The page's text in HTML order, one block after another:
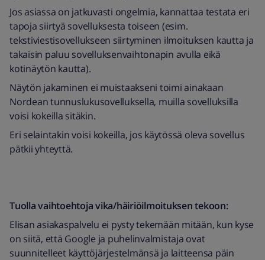
Jos asiassa on jatkuvasti ongelmia, kannattaa testata eri
tapoja siirtyä sovelluksesta toiseen (esim.
tekstiviestisovellukseen siirtyminen ilmoituksen kautta ja
takaisin paluu sovelluksenvaihtonapin avulla eikä
kotinäytön kautta).
Näytön jakaminen ei muistaakseni toimi ainakaan
Nordean tunnuslukusovelluksella, muilla sovelluksilla
voisi kokeilla sitäkin.
Eri selaintakin voisi kokeilla, jos käytössä oleva sovellus
pätkii yhteyttä.
Tuolla vaihtoehtoja vika/häiriöilmoituksen tekoon:
Elisan asiakaspalvelu ei pysty tekemään mitään, kun kyse
on siitä, että Google ja puhelinvalmistaja ovat
suunnitelleet käyttöjärjestelmänsä ja laitteensa päin